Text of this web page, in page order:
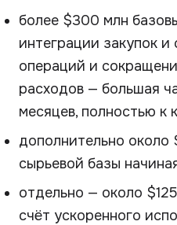
более $300 млн
интеграции закупок
операций и
расходов — большая
месяцев, полностью к
дополнительно около
сырьевой базы
отдельно — около
счёт ускоренного